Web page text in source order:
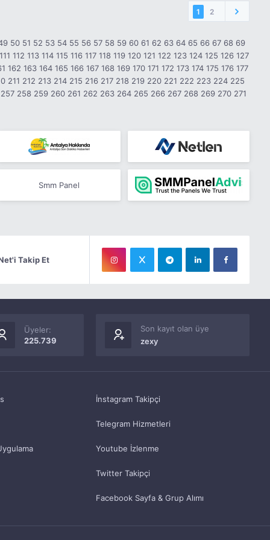
1 2
50 51 52 53 54 55 56 57 58 59 60 61 62 63 64 65 66 67 68 69
111 112 113 114 115 116 117 118 119 120 121 122 123 124 125 126 127
162 163 164 165 166 167 168 169 170 171 172 173 174 175 176 177
211 212 213 214 215 216 217 218 219 220 221 222 223 224 225
257 258 259 260 261 262 263 264 265 266 267 268 269 270 271
Smm Panel
Takip Et
Üyeler:
225.739
Son kayıt olan üye
zexy
İnstagram Takipçi
Telegram Hizmetleri
Youtube İzlenme
Twitter Takipçi
Facebook Sayfa & Grup Alımı